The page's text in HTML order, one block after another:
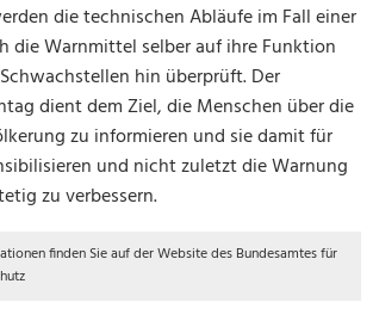
die technischen Abläufe im Fall einer
die Warnmittel selber auf ihre Funktion
hin überprüft. Der
dient dem Ziel, die Menschen über die
zu informieren und sie damit für
und nicht zuletzt die Warnung
zu verbessern.
finden Sie auf der Website des Bundesamtes für